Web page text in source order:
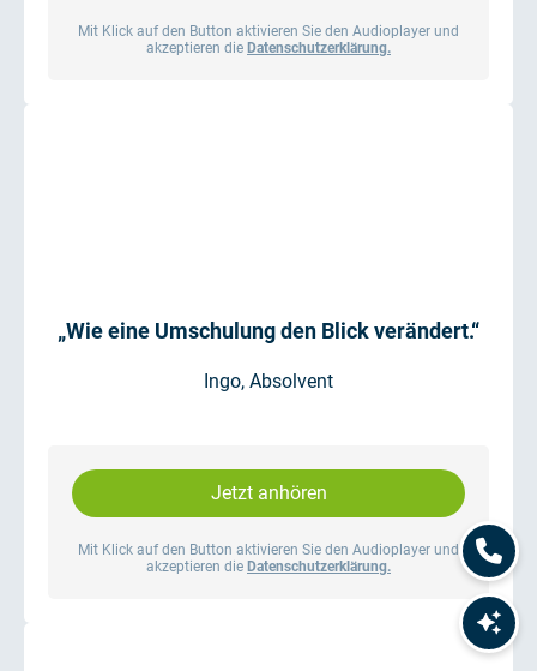
Mit Klick auf den Button aktivieren Sie den Audioplayer und
akzeptieren die Datenschutzerklärung.
„Wie eine Umschulung den Blick verändert.“
Ingo, Absolvent
Jetzt anhören
Mit Klick auf den Button aktivieren Sie den Audioplayer und
akzeptieren die Datenschutzerklärung.